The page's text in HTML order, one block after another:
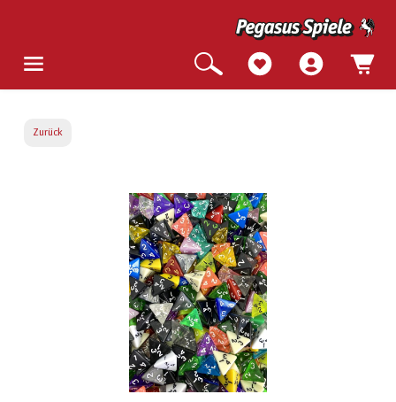
Zurück
Bildergalerie überspringen